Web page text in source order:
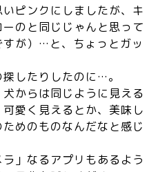
ピンクにしましたが、キ
のと同じじゃんと思って
が）…と、ちょっとガッ
したりしたのに…。
からは同じように見える
愛く見えるとか、美味し
めのものなんだなと感じ
」なるアプリもあるよう